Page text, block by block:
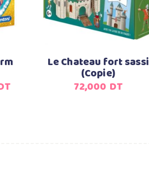
Le Chateau fort sassi
(Copie)
72,000 DT